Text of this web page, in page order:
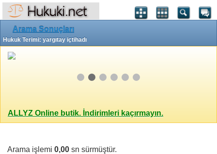
Arama Sonuçları
Hukuk Terimi: yargıtay içtihadı
ALLYZ Online butik. İndirimleri kaçırmayın.
Arama işlemi 0,00 sn sürmüştür.